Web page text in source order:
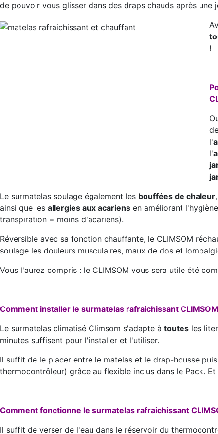
de pouvoir vous glisser dans des draps chauds après une
!
l'
l'
Le surmatelas soulage également les bouffées de chaleur
ainsi que les allergies aux acariens en améliorant
transpiration = moins d'acariens).
Réversible avec sa fonction chauffante, le CLIMSOM
soulage les douleurs musculaires, maux de dos et
Vous l'aurez compris : le CLIMSOM vous sera utile été
Comment installer le surmatelas rafraichissant
Le surmatelas climatisé Climsom s'adapte à toutes les
minutes suffisent pour l'installer et l'utiliser.
Il suffit de le placer entre le matelas et le drap-housse
thermocontrôleur) grâce au flexible inclus dans le Pack.
Comment fonctionne le surmatelas rafraichissant
Il suffit de verser de l'eau dans le réservoir du